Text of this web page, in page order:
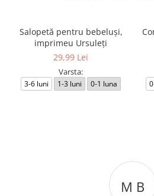
Salopetă pentru bebeluși,
imprimeu Ursuleți
29,99 Lei
Varsta:
3-6 luni 1-3 luni 0-1 luna
M B